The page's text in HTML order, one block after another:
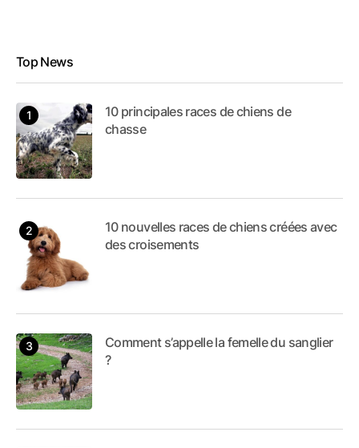
Top News
10 principales races de chiens de
chasse
10 nouvelles races de chiens créées avec
des croisements
Comment s’appelle la femelle du sanglier
?